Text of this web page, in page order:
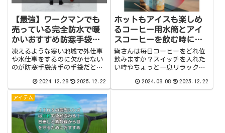
【最強】ワークマンでも
売っている完全防水で暖
かいおすすめ防寒手袋は
これ！
凍えるような寒い地域で外仕事
や水仕事をするのに欠かせない
のが防寒手袋薄手の手袋だと冷
温も下がっちゃう。それに、防
水性能が弱い手袋だとビシャビ
シャに濡れてしまって手がうま
く動かなくなってしまいます。
せっかくの防水手...
2024.12.28 2025.12.22
ホットもアイスも楽しめ
るコーヒー用水筒とアイ
スコーヒーを飲む時に気
つけたい事
皆さんは毎日コーヒーをどれ位
飲みますか？スイッチを入れた
い時やちょっと一息リラックス
が、私を含めコーヒー好きな皆
さんはコーヒー用のマイボトル
2024.08.08 2025.12.22
アイテム